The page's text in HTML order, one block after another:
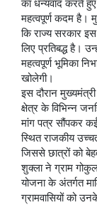
का धन्यवाद करते
महत्वपूर्ण कदम है।
कि राज्य सरकार
लिए प्रतिबद्ध है।
महत्वपूर्ण भूमिका
खोलेगी।
इस दौरान
क्षेत्र के विभिन्न
मांग पत्र सौंपकर कई
स्थित राजकीय
जिससे छात्रों को
शुक्ला ने ग्राम
योजना के अंतर्गत
ग्रामवासियों को